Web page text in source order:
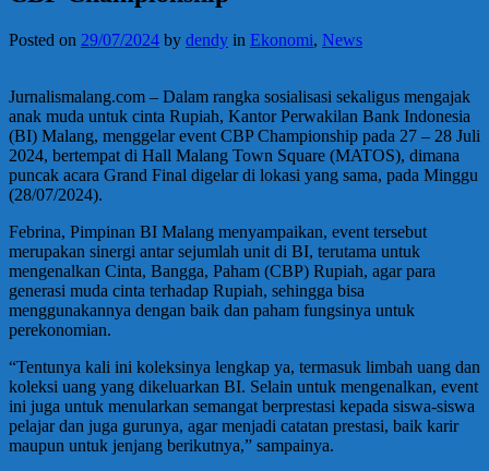
Posted on 29/07/2024 by dendy in Ekonomi, News
Jurnalismalang.com – Dalam rangka sosialisasi sekaligus mengajak
anak muda untuk cinta Rupiah, Kantor Perwakilan Bank Indonesia
(BI) Malang, menggelar event CBP Championship pada 27 – 28 Juli
2024, bertempat di Hall Malang Town Square (MATOS), dimana
puncak acara Grand Final digelar di lokasi yang sama, pada Minggu
(28/07/2024).
Febrina, Pimpinan BI Malang menyampaikan, event tersebut
merupakan sinergi antar sejumlah unit di BI, terutama untuk
mengenalkan Cinta, Bangga, Paham (CBP) Rupiah, agar para
generasi muda cinta terhadap Rupiah, sehingga bisa
menggunakannya dengan baik dan paham fungsinya untuk
perekonomian.
“Tentunya kali ini koleksinya lengkap ya, termasuk limbah uang dan
koleksi uang yang dikeluarkan BI. Selain untuk mengenalkan, event
ini juga untuk menularkan semangat berprestasi kepada siswa-siswa
pelajar dan juga gurunya, agar menjadi catatan prestasi, baik karir
maupun untuk jenjang berikutnya,” sampainya.